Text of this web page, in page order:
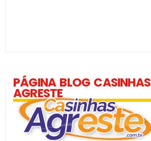
PÁGINA BLOG CASINHAS
AGRESTE